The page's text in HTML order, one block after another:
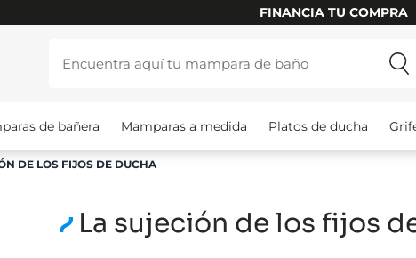
FINANCIA TU COMPRA
de bañera Mamparas a medida Platos de ducha
DE LOS FIJOS DE DUCHA
La sujeción de los fijos